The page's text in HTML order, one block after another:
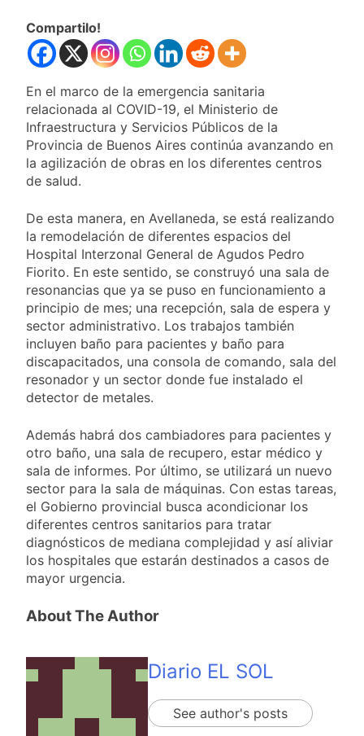
de Quilmes
La Diócesis de
Quilmes celebró la
XIV a la Argentina
1 Día Atrás
Figuras de la cultura
se sumaron a la
marcha frente al
Congreso contra la
Ley de Propiedad
2 Días Atrás
Nueva jornada
negativa para los
en Wall Street y el
riesgo país quedó al
borde de los 450
puntos
Jorge Macri condenó
los disturbios frente
al Congreso y
calificó a los
responsables como
«delincuentes
anarquistas»
2 Días Atrás
Día Internacional de
la Cerveza: los tres
secretos para
servirla
correctamente
2 Días Atrás
El frío polar se
instala en Buenos
Aires: mejora el
tiempo y llegan las
temperaturas más
2 Días Atrás
Día de San Cayetano:
por qué se celebra
los argentinos
ley de propiedad
privada, pero el
Gobierno debió
eliminar otro capítulo
2 Días Atrás
Incidentes frente al
Congreso durante la
protesta contra la
Ley de Propiedad
Privada: hubo
detenidos y
enfrentamientos
2 Días Atrás
La Fiscalía rechazó el
pedido para
suspender el juicio
2 Días Atrás
cuándo dejará de
de frío con mínimas
cercanas a 1°C
2 Días Atrás
contra la Ley de
Propiedad Privada de
2 Días Atrás
Compartilo!
En el marco de la emergencia sanitaria
relacionada al COVID-19, el Ministerio de
Infraestructura y Servicios Públicos de la
Provincia de Buenos Aires continúa avanzando en
la agilización de obras en los diferentes centros
de salud.
De esta manera, en Avellaneda, se está realizando
la remodelación de diferentes espacios del
Hospital Interzonal General de Agudos Pedro
Fiorito. En este sentido, se construyó una sala de
resonancias que ya se puso en funcionamiento a
principio de mes; una recepción, sala de espera y
sector administrativo. Los trabajos también
incluyen baño para pacientes y baño para
discapacitados, una consola de comando, sala del
resonador y un sector donde fue instalado el
detector de metales.
Además habrá dos cambiadores para pacientes y
otro baño, una sala de recupero, estar médico y
sala de informes. Por último, se utilizará un nuevo
sector para la sala de máquinas. Con estas tareas,
el Gobierno provincial busca acondicionar los
diferentes centros sanitarios para tratar
diagnósticos de mediana complejidad y así aliviar
los hospitales que estarán destinados a casos de
mayor urgencia.
About The Author
Diario EL SOL
See author's posts